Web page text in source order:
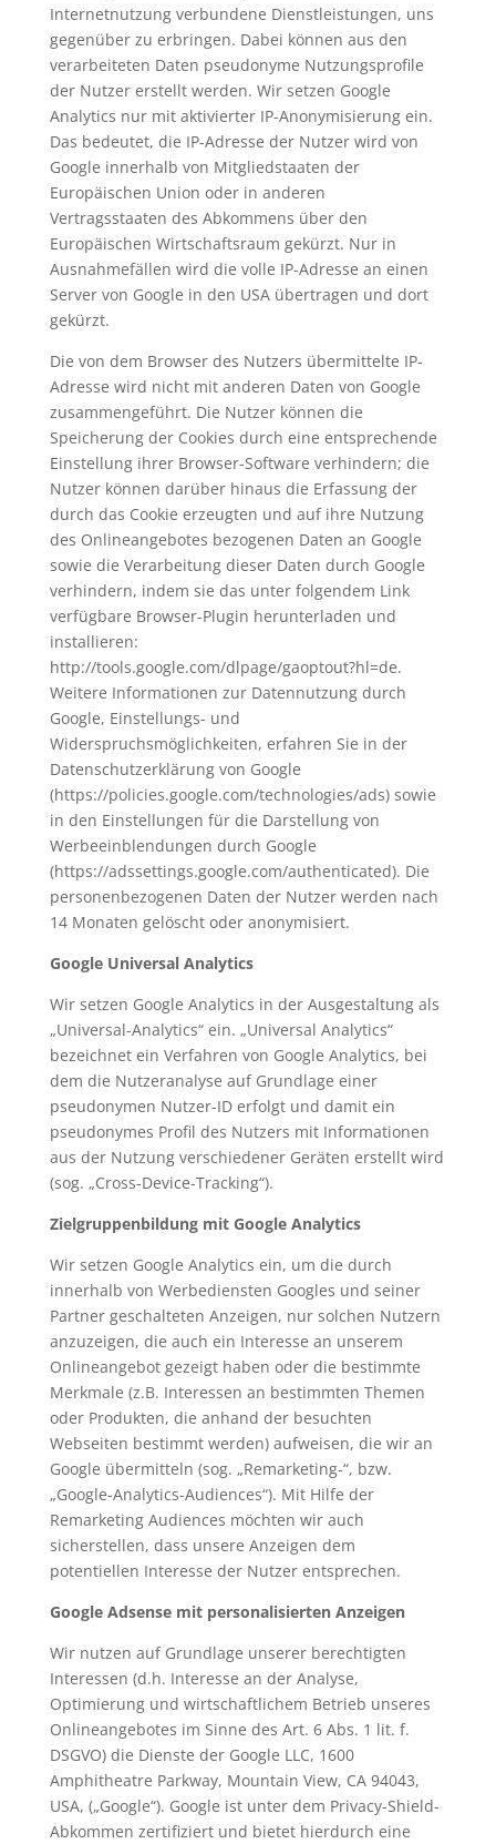
Internetnutzung verbundene Dienstleistungen, uns
gegenüber zu erbringen. Dabei können aus den
verarbeiteten Daten pseudonyme Nutzungsprofile
der Nutzer erstellt werden. Wir setzen Google
Analytics nur mit aktivierter IP-Anonymisierung ein.
Das bedeutet, die IP-Adresse der Nutzer wird von
Google innerhalb von Mitgliedstaaten der
Europäischen Union oder in anderen
Vertragsstaaten des Abkommens über den
Europäischen Wirtschaftsraum gekürzt. Nur in
Ausnahmefällen wird die volle IP-Adresse an einen
Server von Google in den USA übertragen und dort
gekürzt.
Die von dem Browser des Nutzers übermittelte IP-
Adresse wird nicht mit anderen Daten von Google
zusammengeführt. Die Nutzer können die
Speicherung der Cookies durch eine entsprechende
Einstellung ihrer Browser-Software verhindern; die
Nutzer können darüber hinaus die Erfassung der
durch das Cookie erzeugten und auf ihre Nutzung
des Onlineangebotes bezogenen Daten an Google
sowie die Verarbeitung dieser Daten durch Google
verhindern, indem sie das unter folgendem Link
verfügbare Browser-Plugin herunterladen und
installieren:
http://tools.google.com/dlpage/gaoptout?hl=de.
Weitere Informationen zur Datennutzung durch
Google, Einstellungs- und
Widerspruchsmöglichkeiten, erfahren Sie in der
Datenschutzerklärung von Google
(https://policies.google.com/technologies/ads) sowie
in den Einstellungen für die Darstellung von
Werbeeinblendungen durch Google
(https://adssettings.google.com/authenticated). Die
personenbezogenen Daten der Nutzer werden nach
14 Monaten gelöscht oder anonymisiert.
Google Universal Analytics
Wir setzen Google Analytics in der Ausgestaltung als
„Universal-Analytics“ ein. „Universal Analytics“
bezeichnet ein Verfahren von Google Analytics, bei
dem die Nutzeranalyse auf Grundlage einer
pseudonymen Nutzer-ID erfolgt und damit ein
pseudonymes Profil des Nutzers mit Informationen
aus der Nutzung verschiedener Geräten erstellt wird
(sog. „Cross-Device-Tracking“).
Zielgruppenbildung mit Google Analytics
Wir setzen Google Analytics ein, um die durch
innerhalb von Werbediensten Googles und seiner
Partner geschalteten Anzeigen, nur solchen Nutzern
anzuzeigen, die auch ein Interesse an unserem
Onlineangebot gezeigt haben oder die bestimmte
Merkmale (z.B. Interessen an bestimmten Themen
oder Produkten, die anhand der besuchten
Webseiten bestimmt werden) aufweisen, die wir an
Google übermitteln (sog. „Remarketing-“, bzw.
„Google-Analytics-Audiences“). Mit Hilfe der
Remarketing Audiences möchten wir auch
sicherstellen, dass unsere Anzeigen dem
potentiellen Interesse der Nutzer entsprechen.
Google Adsense mit personalisierten Anzeigen
Wir nutzen auf Grundlage unserer berechtigten
Interessen (d.h. Interesse an der Analyse,
Optimierung und wirtschaftlichem Betrieb unseres
Onlineangebotes im Sinne des Art. 6 Abs. 1 lit. f.
DSGVO) die Dienste der Google LLC, 1600
Amphitheatre Parkway, Mountain View, CA 94043,
USA, („Google“). Google ist unter dem Privacy-Shield-
Abkommen zertifiziert und bietet hierdurch eine